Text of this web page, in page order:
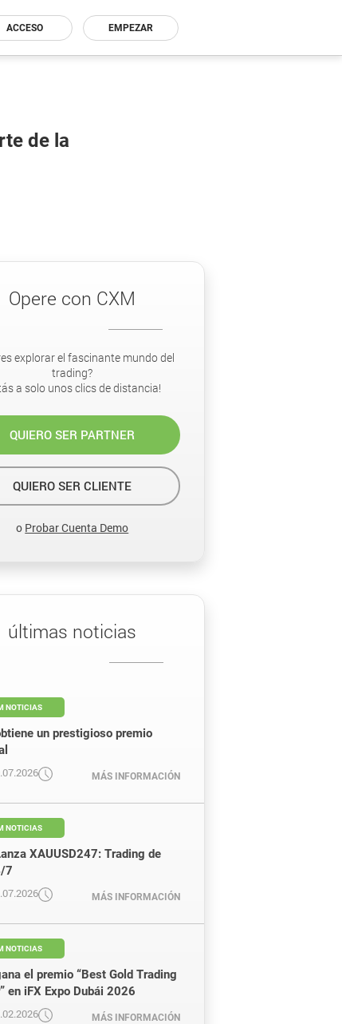
ACCESO EMPEZAR
de la
Opere con CXM
explorar el fascinante mundo del
trading?
a solo unos clics de distancia!
QUIERO SER PARTNER
QUIERO SER CLIENTE
o Probar Cuenta Demo
últimas noticias
NOTICIAS
un prestigioso premio
MÁS INFORMACIÓN
NOTICIAS
XAUUSD247: Trading de
7
MÁS INFORMACIÓN
NOTICIAS
el premio “Best Gold Trading
en iFX Expo Dubái 2026
MÁS INFORMACIÓN